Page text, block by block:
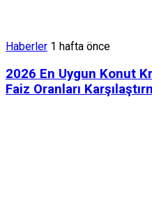
Haberler 1 hafta önce
2026 En Uygun Konut
Faiz Oranları